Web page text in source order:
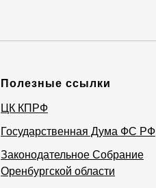
Полезные ссылки
ЦК КПРФ
Государственная Дума ФС РФ
Законодательное Собрание
Оренбургской области